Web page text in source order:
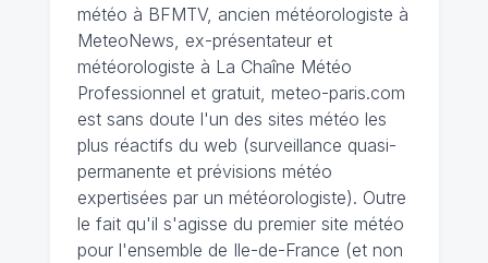
météo à BFMTV, ancien météorologiste à
MeteoNews, ex-présentateur et
météorologiste à La Chaîne Météo
Professionnel et gratuit, meteo-paris.com
est sans doute l'un des sites météo les
plus réactifs du web (surveillance quasi-
permanente et prévisions météo
expertisées par un météorologiste). Outre
le fait qu'il s'agisse du premier site météo
pour l'ensemble de Ile-de-France (et non